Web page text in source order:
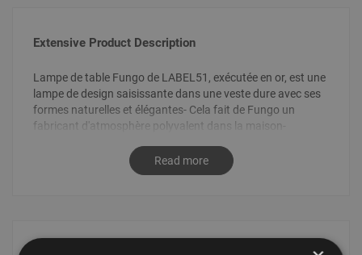
Extensive Product Description
Lampe de table Fungo de LABEL51, exécutée en or, est une
lampe de design saisissante dans une veste dure avec ses
formes naturelles et élégantes- Cela fait de Fungo un
fabricant d'atmosphère polyvalent dans la maison-
Read more